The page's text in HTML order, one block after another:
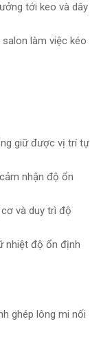
tới keo và dây
làm việc kéo
giữ được vị trí tự
nhận độ ổn
và duy trì độ
nhiệt độ ổn định
ghép lông mi nối